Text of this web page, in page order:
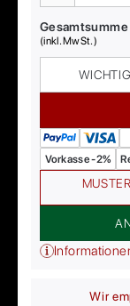
Gesamtsumme
(inkl. MwSt.)
Vorkasse -2%
Wir